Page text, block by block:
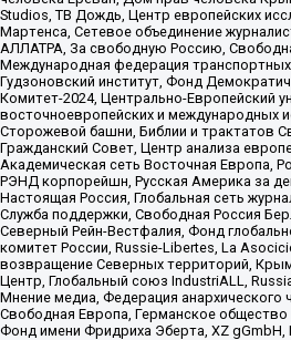
Studios, ТВ Дождь, Центр европейских
Мартенса, Сетевое объединение
АЛЛАТРА, За свободную Россию,
Международная федерация
Гудзоновский институт, Фонд
Комитет-2024, Центрально-Европейский
восточноевропейских и международных
Сторожевой башни, Библии и трактатов
Гражданский Совет, Центр анализа
Академическая сеть Восточная Европа,
РЭНД корпорейшн, Русская Америка за
Настоящая Россия, Глобальная сеть
Служба поддержки, Свободная Россия
Северный Рейн-Вестфалия, Фонд
комитет России, Russie-Libertes, La
возвращение Северных территорий,
Центр, Глобальный союз IndustriALL,
Мнение медиа, Федерация анархического
Свободная Европа, Германское
Фонд имени Фридриха Эберта, XZ gGmbH,